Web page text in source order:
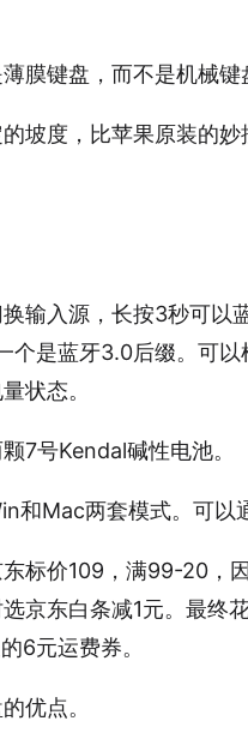
膜键盘，而不是机械
坡度，比苹果原装的
输入源，长按3秒可以
个是蓝牙3.0后缀。可
状态。
7号Kendal碱性电池。
和Mac两套模式。可以
标价109，满99-20，
京东白条减1元。最
6元运费券。
优点。